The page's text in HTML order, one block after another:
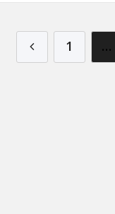
entradas
1 …